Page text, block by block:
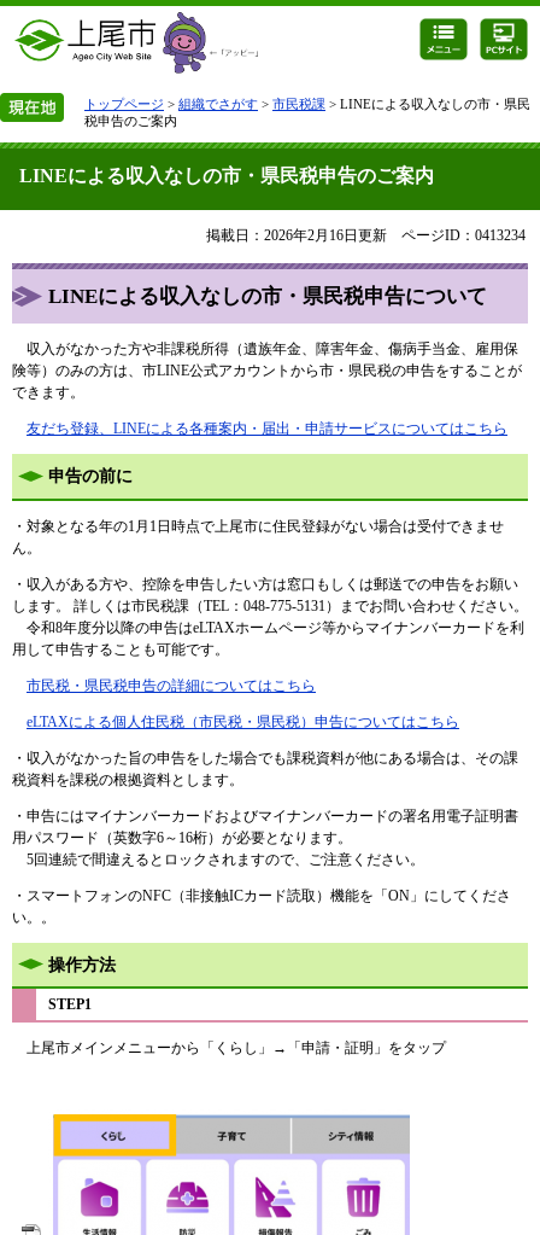
トップページ > 組織でさがす > 市民税課 > LINEによる収入なしの市・県民
税申告のご案内
LINEによる収入なしの市・県民税申告のご案内
掲載日：2026年2月16日更新 ページID：0413234
LINEによる収入なしの市・県民税申告について
​ 収入がなかった方や非課税所得（遺族年金、障害年金、傷病手当金、雇用保
険等）のみの方は、市LINE公式アカウントから市・県民税の申告をすることが
できます。
友だち登録、LINEによる各種案内・届出・申請サービスについてはこちら
申告の前に
・対象となる年の1月1日時点で上尾市に住民登録がない場合は受付できませ
ん。
・収入がある方や、控除を申告したい方は窓口もしくは郵送での申告をお願い
します。 詳しくは市民税課（TEL：048-775-5131）までお問い合わせください。
令和8年度分以降の申告はeLTAXホームページ等からマイナンバーカードを利
用して申告することも可能です。
市民税・県民税申告の詳細についてはこちら
eLTAXによる個人住民税（市民税・県民税）申告についてはこちら
・収入がなかった旨の申告をした場合でも課税資料が他にある場合は、その課
税資料を課税の根拠資料とします。​
・申告にはマイナンバーカードおよびマイナンバーカードの署名用電子証明書
用パスワード（英数字6～16桁）が必要となります。
5回連続で間違えるとロックされますので、ご注意ください。
・スマートフォンのNFC（非接触ICカード読取）機能を「ON」にしてくださ
い。。
操作方法
STEP1
上尾市メインメニューから「くらし」→「申請・証明」をタップ